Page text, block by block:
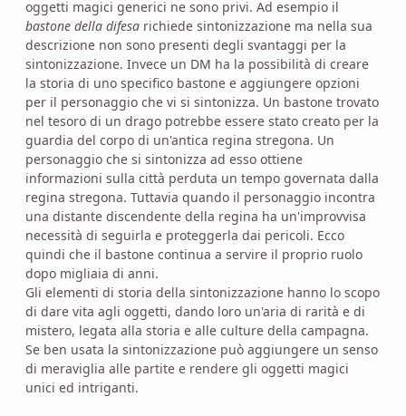
oggetti magici generici ne sono privi. Ad esempio il
bastone della difesa richiede sintonizzazione ma nella sua
descrizione non sono presenti degli svantaggi per la
sintonizzazione. Invece un DM ha la possibilità di creare
la storia di uno specifico bastone e aggiungere opzioni
per il personaggio che vi si sintonizza. Un bastone trovato
nel tesoro di un drago potrebbe essere stato creato per la
guardia del corpo di un'antica regina stregona. Un
personaggio che si sintonizza ad esso ottiene
informazioni sulla città perduta un tempo governata dalla
regina stregona. Tuttavia quando il personaggio incontra
una distante discendente della regina ha un'improvvisa
necessità di seguirla e proteggerla dai pericoli. Ecco
quindi che il bastone continua a servire il proprio ruolo
dopo migliaia di anni.
Gli elementi di storia della sintonizzazione hanno lo scopo
di dare vita agli oggetti, dando loro un'aria di rarità e di
mistero, legata alla storia e alle culture della campagna.
Se ben usata la sintonizzazione può aggiungere un senso
di meraviglia alle partite e rendere gli oggetti magici
unici ed intriganti.